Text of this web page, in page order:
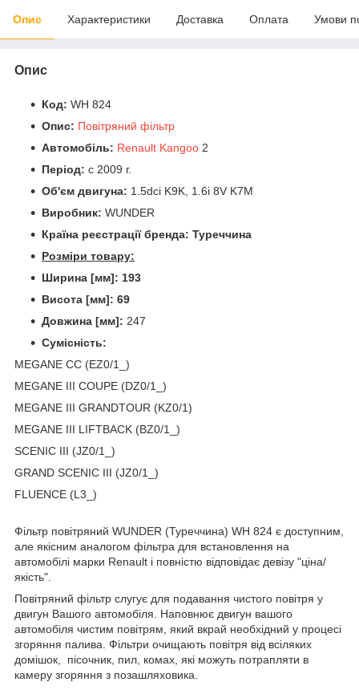
Опис Характеристики Доставка Оплата Умови
Опис
Код: WH 824
Опис: Повітряний фільтр
Автомобіль: Renault Kangoo 2
Період: c 2009 г.
Об'єм двигуна: 1.5dci K9K, 1.6i 8V K7M
Виробник: WUNDER
Країна реєстрації бренда: Туреччина
Розміри товару:
Ширина [мм]: 193
Висота [мм]: 69
Довжина [мм]: 247
Сумісність:
MEGANE CC (EZ0/1_)
MEGANE III COUPE (DZ0/1_)
MEGANE III GRANDTOUR (KZ0/1)
MEGANE III LIFTBACK (BZ0/1_)
SCENIC III (JZ0/1_)
GRAND SCENIC III (JZ0/1_)
FLUENCE (L3_)
Фільтр повітряний WUNDER (Туреччина) WH 824 є доступним,
але якісним аналогом фільтра для встановлення на
автомобілі марки Renault і повністю відповідає девізу "ціна/
якість".
Повітряний фільтр слугує для подавання чистого повітря у
двигун Вашого автомобіля. Наповнює двигун вашого
автомобіля чистим повітрям, який вкрай необхідний у процесі
згоряння палива. Фільтри очищають повітря від всіляких
домішок, пісочник, пил, комах, які можуть потрапляти в
камеру згоряння з позашляховика.